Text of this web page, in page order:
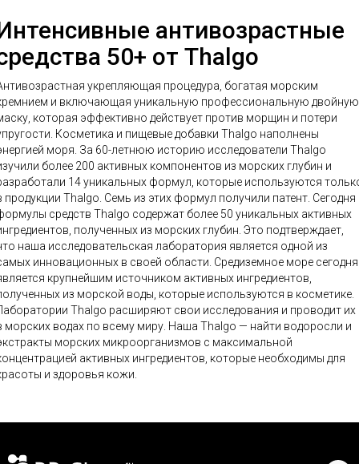
антивозрастные
50+ от Thalgo
укрепляющая процедура, богатая морским
и включающая уникальную профессиональную двойную
которая эффективно действует против морщин и потери
Косметика и пищевые добавки Thalgo наполнены
моря. За 60-летнюю историю исследователи Thalgo
более 200 активных компонентов из морских глубин и
14 уникальных формул, которые используются
продукции Thalgo. Семь из этих формул получили патент. Сегодня
средств Thalgo содержат более 50 уникальных активных
полученных из морских глубин. Это подтверждает,
наша исследовательская лаборатория является одной из
инновационных в своей области. Средиземное море сегодня
крупнейшим источником активных ингредиентов,
из морской воды, которые используются в косметике.
Thalgo расширяют свои исследования и проводит их
морских водах по всему миру. Наша Thalgo — найти водоросли и
морских микроорганизмов с максимальной
активных ингредиентов, которые необходимы для
и здоровья кожи.